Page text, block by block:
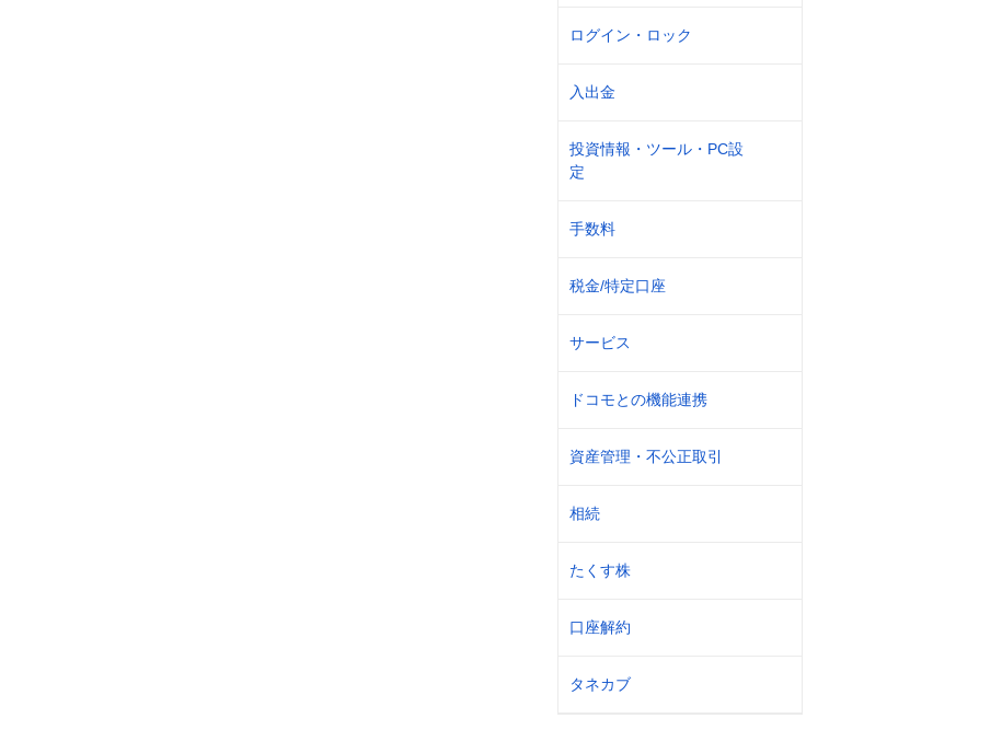
ログイン・ロック
入出金
投資情報・ツール・PC設
定
手数料
税金/特定口座
サービス
ドコモとの機能連携
資産管理・不公正取引
相続
たくす株
口座解約
タネカブ